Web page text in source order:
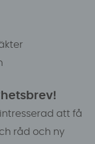
att få
råd och ny